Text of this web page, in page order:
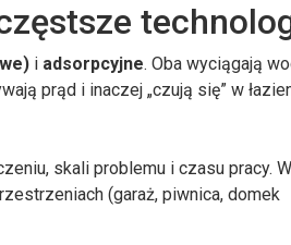
i adsorpcyjne. Oba wyciągają
prąd i inaczej „czują się” w
skali problemu i czasu pracy. W
(garaż, piwnica, domek